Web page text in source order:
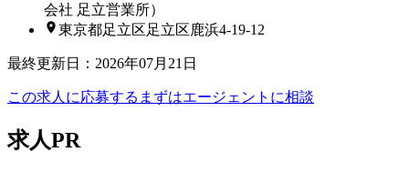
会社 足立営業所）
東京都足立区足立区鹿浜4-19-12
最終更新日 ： 2026年07月21日
この求人に応募する まずはエージェントに相談
求人PR